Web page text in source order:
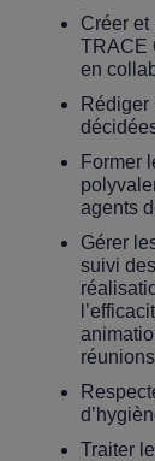
Créer et
TRACE
en
Former
agents
Gérer
suivi
Traiter